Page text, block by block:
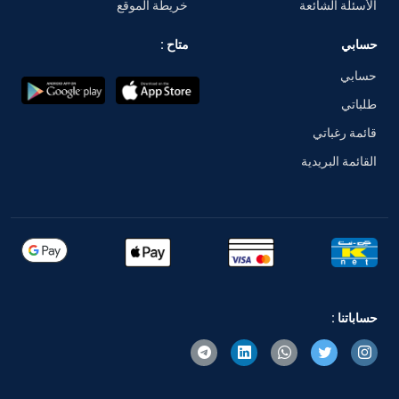
الأسئلة الشائعة خريطة الموقع
حسابي
حسابي
طلباتي
قائمة رغباتي
القائمة البريدية
متاح :
حساباتنا :